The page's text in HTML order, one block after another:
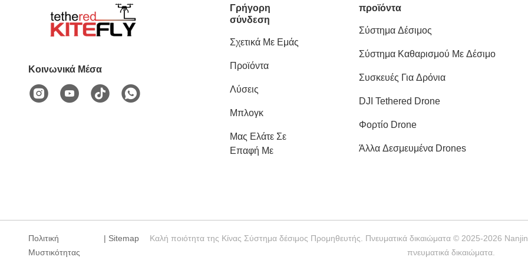
Κοινωνικά Μέσα
Γρήγορη
σύνδεση
Σχετικά Με Εμάς
Προϊόντα
Λύσεις
Μπλογκ
Μας Ελάτε Σε
Επαφή Με
προϊόντα
Σύστημα Δέσιμος
Σύστημα Καθαρισμού Με Δέσιμο
Συσκευές Για Δρόνια
DJI Tethered Drone
Φορτίο Drone
Άλλα Δεσμευμένα Drones
Πολιτική
Μυστικότητας
| Sitemap
Καλή ποιότητα της Κίνας Σύστημα δέσιμος Προμηθευτής. Πνευματικά δικαιώματα © 2025-2026
πνευματικά δικαιώματα.